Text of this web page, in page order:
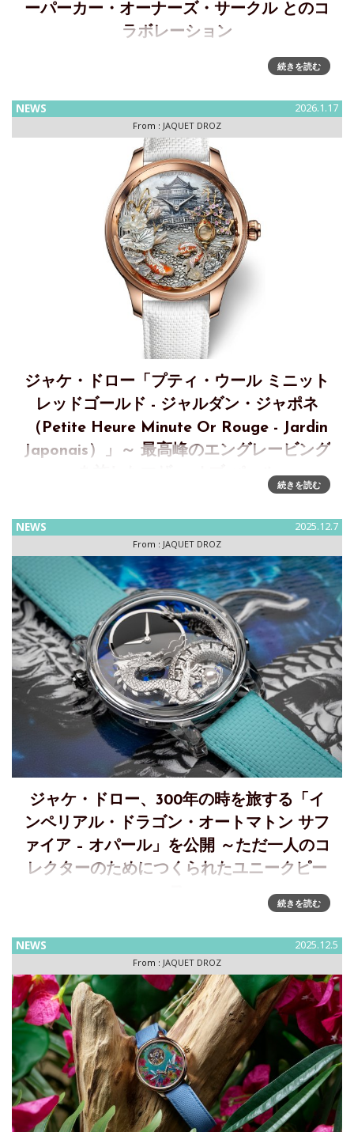
ーパーカー・オーナーズ・サークル とのコ
ラボレーション
「プティ・ウール ミニット レッドゴールド – ゴールデン ロ
ード」～スーパーカー・オーナーズ・サークル x ジャケ・ド
めだけに作られたユニークピースではなく、それぞれが
続きを読む
NEWS 2026.1.17
From : JAQUET DROZ
ジャケ・ドロー「プティ・ウール ミニット
レッドゴールド - ジャルダン・ジャポネ
（Petite Heure Minute Or Rouge - Jardin
Japonais）」～ 最高峰のエングレービング
を施したマザー オブ パール
ポネ（Petite Heure Minute Or Rouge - Jardin Japonais）～
最高峰のエングレービングを施したマザー オブ パールジャ
ケ・ドローはコレ
続きを読む
NEWS 2025.12.7
From : JAQUET DROZ
ジャケ・ドロー、300年の時を旅する「イ
ンペリアル・ドラゴン・オートマトン サフ
ァイア – オパール」を公開 ～ただ一人のコ
レクターのためにつくられたユニークピー
ル（Imperial Dragon Automaton Sapphire – Opal）～時の
旅人ただ一人のコレクターのためにつくられたユニークピー
続きを読む
NEWS 2025.12.5
From : JAQUET DROZ